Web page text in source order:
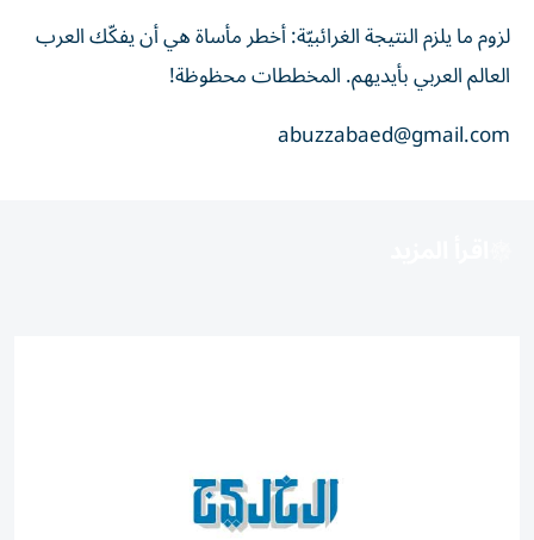
لزوم ما يلزم النتيجة الغرائبيّة: أخطر مأساة هي أن يفكّك العرب
العالم العربي بأيديهم. المخططات محظوظة!
abuzzabaed@gmail.com